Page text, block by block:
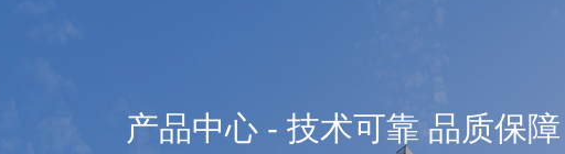
产品中心 - 技术可靠 品质保障